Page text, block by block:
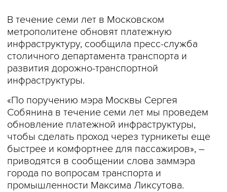
В течение семи лет в Московском
метрополитене обновят платежную
инфраструктуру, сообщила пресс-служба
столичного департамента транспорта и
развития дорожно-транспортной
инфраструктуры.
«По поручению мэра Москвы Сергея
Собянина в течение семи лет мы проведем
обновление платежной инфраструктуры,
чтобы сделать проход через турникеты еще
быстрее и комфортнее для пассажиров», –
приводятся в сообщении слова заммэра
города по вопросам транспорта и
промышленности Максима Ликсутова.